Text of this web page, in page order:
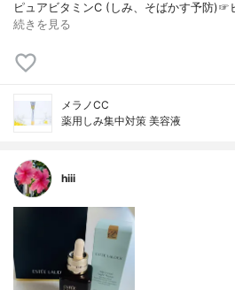
ピュアビタミンC (しみ、そばかす予防)☞
続きを見る
メラノCC
薬用しみ集中対策 美容液
hiii